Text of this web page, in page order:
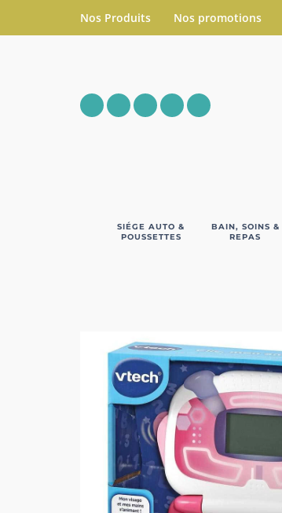
Nos Produits Nos promotions
SIÉGE AUTO &
POUSSETTES
BAIN, SOINS &
REPAS